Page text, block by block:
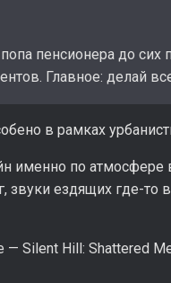
пенсионера до сих
Главное: делай
в рамках
именно по атмосфере
звуки ездящих где-то
Silent Hill: Shattered